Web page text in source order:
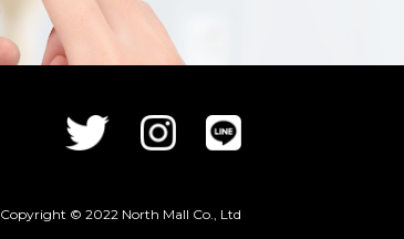
Copyright © 2022 North Mall Co., Ltd